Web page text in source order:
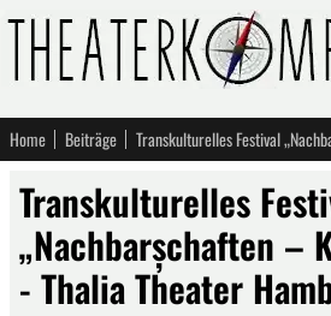
Home Beiträge
Transkulturelles
„Nachbarșchaften –
- Thalia Theater